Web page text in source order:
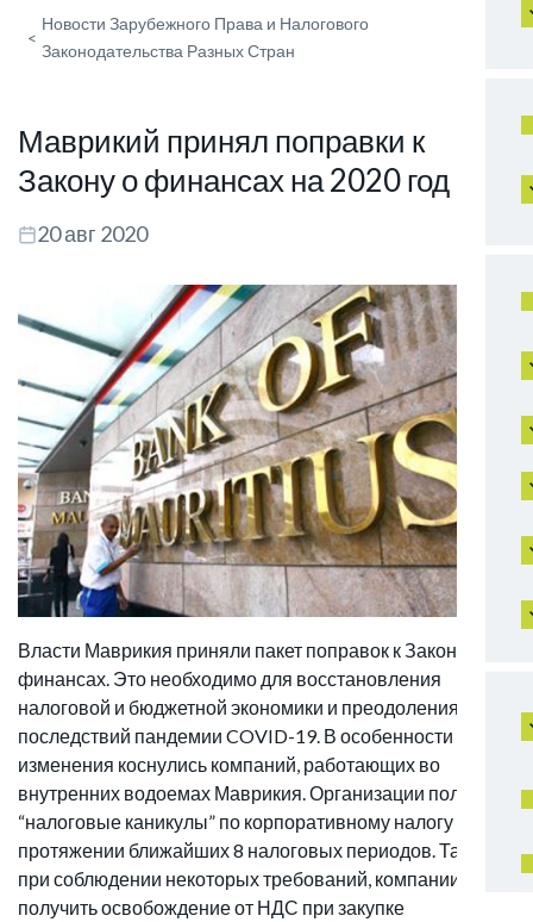
<
Новости Зарубежного Права и Налогового
Законодательства Разных Стран
Маврикий принял поправки к
Закону о финансах на 2020 год
20 авг 2020
Власти Маврикия приняли пакет поправок к Закону о
финансах. Это необходимо для восстановления
налоговой и бюджетной экономики и преодоления
последствий пандемии COVID-19. В особенности
изменения коснулись компаний, работающих во
внутренних водоемах Маврикия. Организации получают
“налоговые каникулы” по корпоративному налогу на
протяжении ближайших 8 налоговых периодов. Также
при соблюдении некоторых требований, компании могут
получить освобождение от НДС при закупке